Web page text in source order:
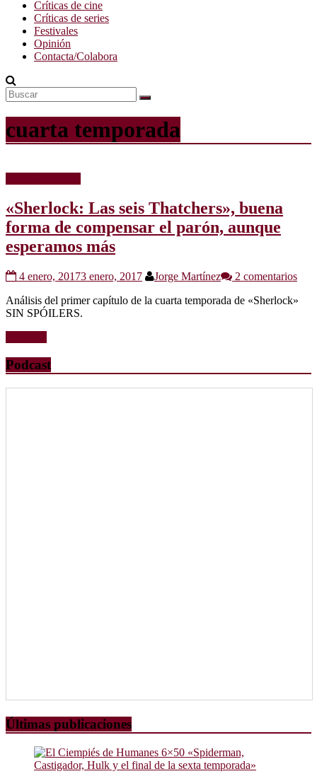
Críticas de cine
Críticas de series
Festivales
Opinión
Contacta/Colabora
cuarta temporada
«Sherlock: Las seis Thatchers», buena
forma de compensar el parón, aunque
esperamos más
4 enero, 20173 enero, 2017 Jorge Martínez
2 comentarios
Análisis del primer capítulo de la cuarta temporada de «Sherlock»
SIN SPÓILERS.
Podcast
Últimas publicaciones